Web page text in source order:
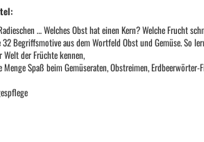
… Welches Obst hat einen Kern? Welche Frucht
Begriffsmotive aus dem Wortfeld Obst und Gemüse. So
der Früchte kennen,
Spaß beim Gemüseraten, Obstreimen, Erdbeerwörter-